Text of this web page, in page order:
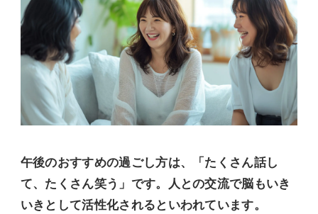
午後のおすすめの過ごし方は、「たくさん話し
て、たくさん笑う」です。人との交流で脳もいき
いきとして活性化されるといわれています。